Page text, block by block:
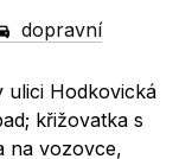
dopravní
ulici Hodkovická
křižovatka s
na vozovce,